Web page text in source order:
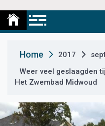
e
t
Medemblik
Home 2017
Weer veel geslaagden
Het Zwembad Midwoud